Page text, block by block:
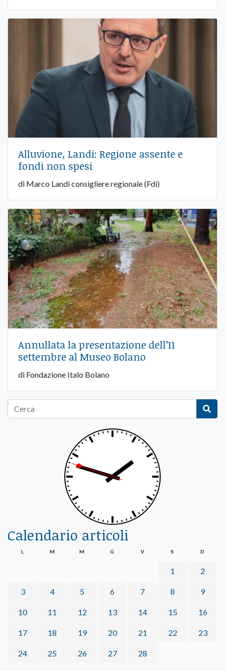
Alluvione, Landi: Regione assente e
fondi non spesi
di Marco Landi consigliere regionale (Fdi)
Annullata la presentazione dell’11
settembre al Museo Bolano
di Fondazione Italo Bolano
Calendario articoli
L M M G V S D
1 2
3 4 5 6 7 8 9
10 11 12 13 14 15 16
17 18 19 20 21 22 23
24 25 26 27 28